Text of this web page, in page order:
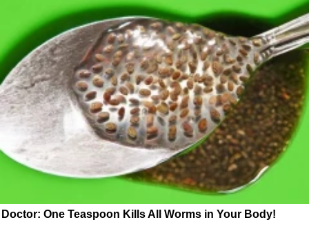
Doctor: One Teaspoon Kills All Worms in Your Body!